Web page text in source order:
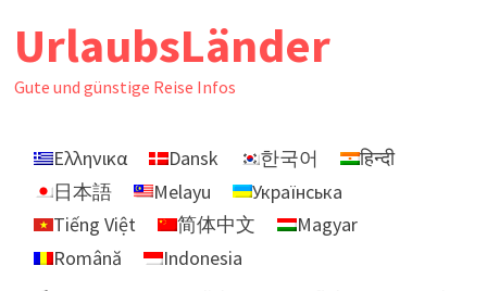
UrlaubsLänder
Gute und günstige Reise Infos
Ελληνικα Dansk 한국어
हिन्दी
日本語
Melayu
Українська
Tiếng Việt
简体中文
Magyar
Română
Indonesia